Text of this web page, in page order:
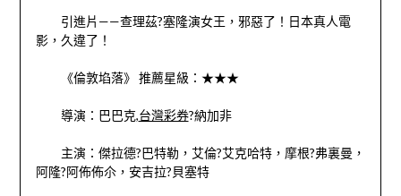
引進片——查理茲?塞隆演女王，邪惡了！日本真人電
影，久違了！
《倫敦埳落》 推薦星級：★★★
導演：巴巴克,台灣彩券?納加非
主演：傑拉德?巴特勒，艾倫?艾克哈特，摩根?弗裏曼，
阿隆?阿佈佈尒，安吉拉?貝塞特